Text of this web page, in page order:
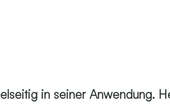
in seiner Anwendung.